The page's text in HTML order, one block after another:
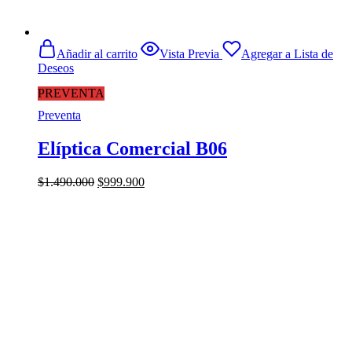
PREVENTA
Añadir al carrito Vista Previa
Agregar a Lista de
Deseos
Preventa
Elíptica Comercial B06
$1.490.000 El
$999.900El